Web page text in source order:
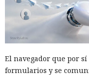
El navegador que por
formularios y se